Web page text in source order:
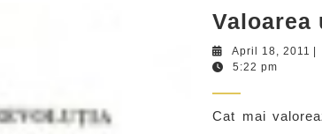
Valoarea
April 18, 2011
5:22 pm
Cat mai